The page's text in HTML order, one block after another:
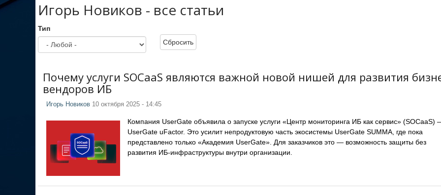
Игорь Новиков - все статьи
Тип
Сбросить
Почему услуги SOCaaS являются важной новой нишей для развития
вендоров ИБ
Игорь Новиков 10 октября 2025 - 14:45
Компания UserGate объявила о запуске услуги «Центр мониторинга ИБ как сервис» (SOCaaS)
UserGate uFactor. Это усилит непродуктовую часть экосистемы UserGate SUMMA, где пока
представлено только «Академия UserGate». Для заказчиков это — возможность защиты без
развития ИБ-инфраструктуры внутри организации.